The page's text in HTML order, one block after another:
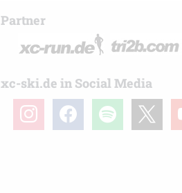
Partner
xc-ski.de in Social Media
instagramfacebookspotify